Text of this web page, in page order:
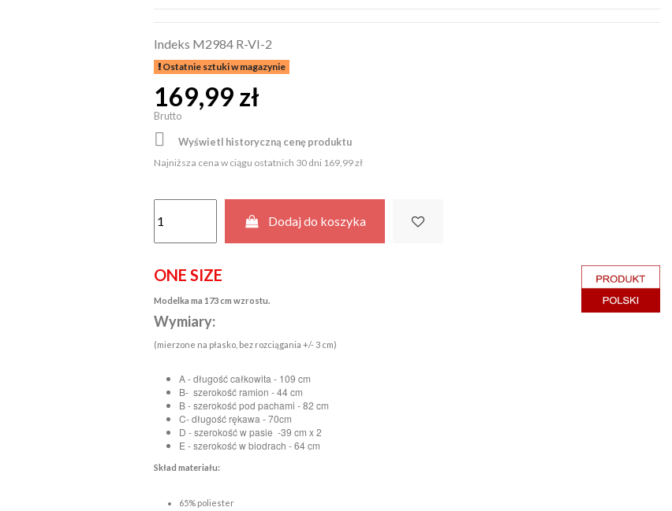
Indeks M2984 R-VI-2
Ostatnie sztuki w magazynie
169,99 zł
Brutto
 Wyświetl historyczną cenę produktu
Najniższa cena w ciągu ostatnich 30 dni 169,99 zł
Dodaj do koszyka
ONE SIZE
Modelka ma 173 cm wzrostu.
Wymiary:
(mierzone na płasko, bez rozciągania +/- 3 cm)
A - długość całkowita - 109 cm
B- szerokość ramion - 44 cm
B - szerokość pod pachami - 82 cm
C- długość rękawa - 70cm
D - szerokość w pasie -39 cm x 2
E - szerokość w biodrach - 64 cm
Skład materiału:
65% poliester